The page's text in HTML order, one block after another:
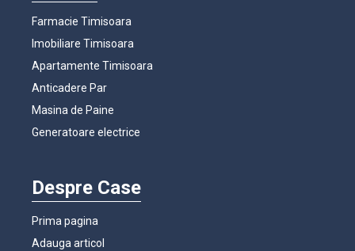
Farmacie Timisoara
Imobiliare Timisoara
Apartamente Timisoara
Anticadere Par
Masina de Paine
Generatoare electrice
Despre Case
Prima pagina
Adauga articol